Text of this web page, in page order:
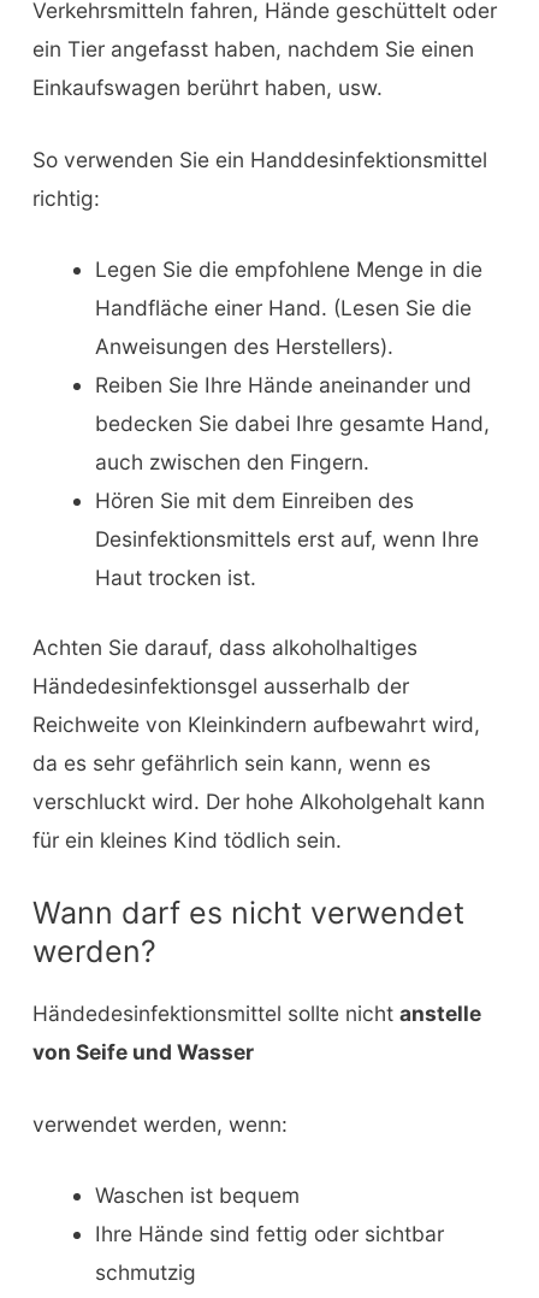
Verkehrsmitteln fahren, Hände geschüttelt oder
ein Tier angefasst haben, nachdem Sie einen
Einkaufswagen berührt haben, usw.
So verwenden Sie ein Handdesinfektionsmittel
richtig:
Legen Sie die empfohlene Menge in die
Handfläche einer Hand. (Lesen Sie die
Anweisungen des Herstellers).
Reiben Sie Ihre Hände aneinander und
bedecken Sie dabei Ihre gesamte Hand,
auch zwischen den Fingern.
Hören Sie mit dem Einreiben des
Desinfektionsmittels erst auf, wenn Ihre
Haut trocken ist.
Achten Sie darauf, dass alkoholhaltiges
Händedesinfektionsgel ausserhalb der
Reichweite von Kleinkindern aufbewahrt wird,
da es sehr gefährlich sein kann, wenn es
verschluckt wird. Der hohe Alkoholgehalt kann
für ein kleines Kind tödlich sein.
Wann darf es nicht verwendet
werden?
Händedesinfektionsmittel sollte nicht anstelle
von Seife und Wasser
verwendet werden, wenn:
Waschen ist bequem
Ihre Hände sind fettig oder sichtbar
schmutzig